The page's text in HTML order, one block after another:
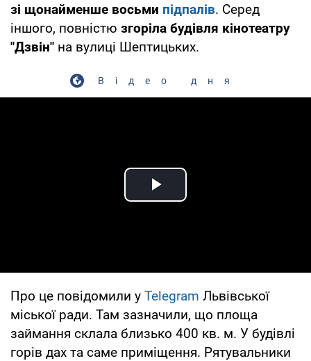
зі щонайменше восьми підпалів. Серед
іншого, повністю згоріла будівля кінотеатру
"Дзвін" на вулиці Шептицьких.
Відео дня
Play Video
Про це повідомили у Telegram Львівської
міської ради. Там зазначили, що площа
займання склала близько 400 кв. м. У будівлі
горів дах та саме приміщення. Рятувальники